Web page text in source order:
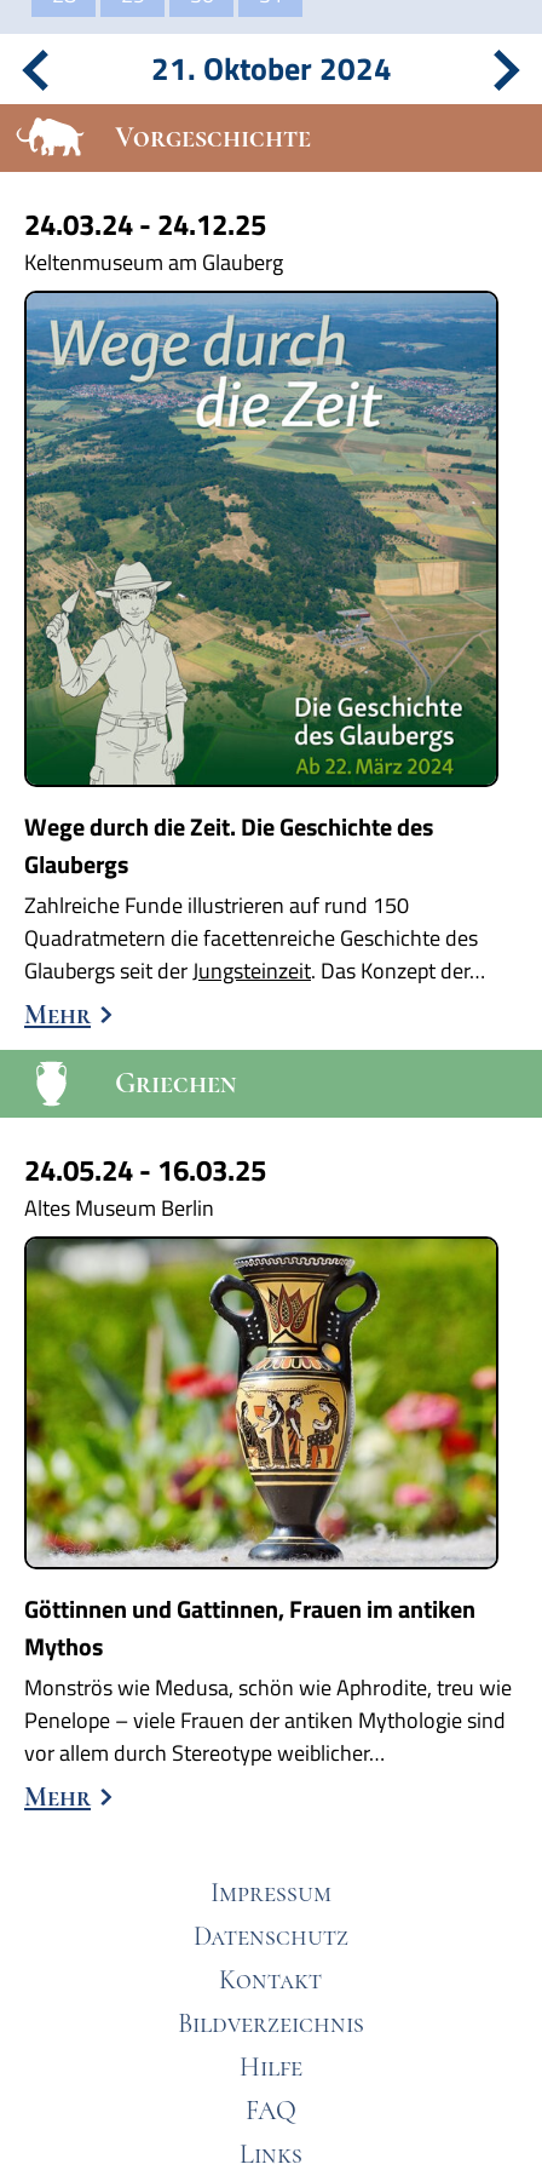
21. Oktober 2024
Vorgeschichte
24.03.24 - 24.12.25
Keltenmuseum am Glauberg
Wege durch die Zeit. Die Geschichte des
Glaubergs
Zahlreiche Funde illustrieren auf rund 150
Quadratmetern die facettenreiche Geschichte des
Glaubergs seit derJungsteinzeit. Das Konzept der…
Mehr
Griechen
24.05.24 - 16.03.25
Altes Museum Berlin
Göttinnen und Gattinnen, Frauen im antiken
Mythos
Monströs wie Medusa, schön wie Aphrodite, treu wie
Penelope – viele Frauen der antiken Mythologie sind
vor allem durch Stereotype weiblicher…
Mehr
Impressum
Datenschutz
Kontakt
Bildverzeichnis
Hilfe
FAQ
Links